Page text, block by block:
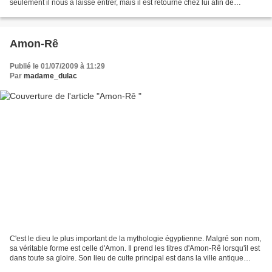
seulement il nous a laissé entrer, mais il est retourné chez lui afin de
Amon-Rê
Publié le 01/07/2009 à 11:29
Par madame_dulac
C'est le dieu le plus important de la mythologie égyptienne. Malgré son nom,
sa véritable forme est celle d'Amon. Il prend les titres d'Amon-Rê lorsqu'il est
dans toute sa gloire. Son lieu de culte principal est dans la ville antique